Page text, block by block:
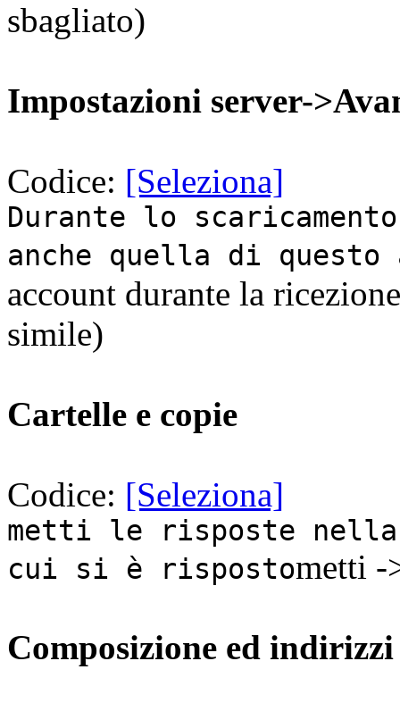
sbagliato)
Impostazioni server-
Codice: [Seleziona]
Durante lo
anche quella di questo
account durante la
simile)
Cartelle e copie
Codice: [Seleziona]
metti le risposte nella
cui si è rispostometti -
Composizione ed indirizzi